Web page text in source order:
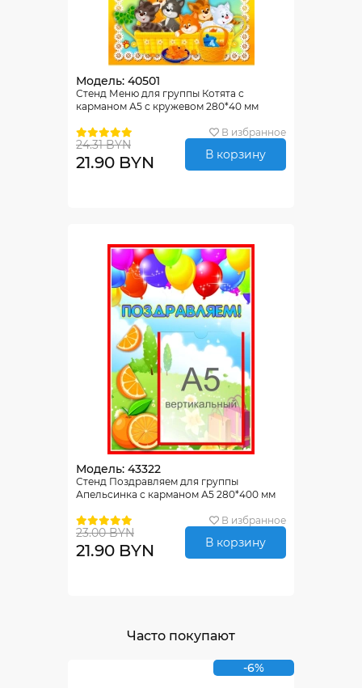
Модель: 40501
Стенд Меню для группы Котята с
карманом А5 с кружевом 280*40 мм
В избранное
24.31 BYN
21.90 BYN В корзину
Модель: 43322
Стенд Поздравляем для группы
Апельсинка с карманом А5 280*400 мм
В избранное
23.00 BYN
21.90 BYN В корзину
Часто покупают
-6%